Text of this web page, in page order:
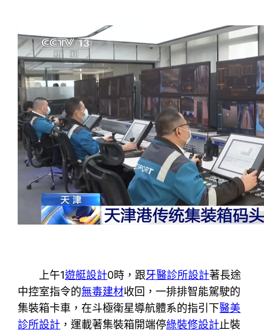
上午1遊艇設計0時，跟牙醫診所設計著長途
中控室指令的無毒建材收回，一排排智能駕駛的
集裝箱卡車，在斗極衛星導航體系的指引下醫美
診所設計 ，運載著集裝箱開端停綠裝修設計止裝